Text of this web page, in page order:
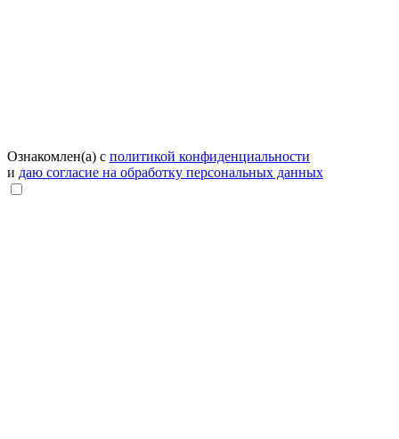
Ознакомлен(а) с политикой конфиденциальности
и даю согласие на обработку персональных данных